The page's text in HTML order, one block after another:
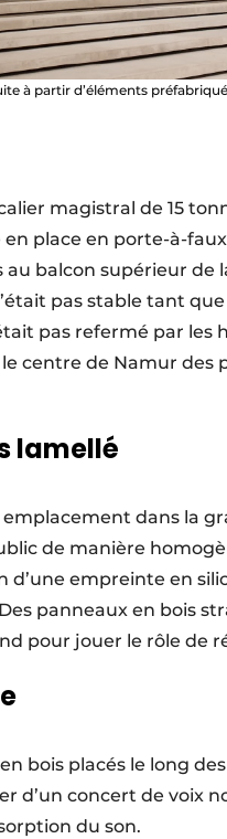
à partir d’éléments
magistral de 15
place en porte-à-
balcon supérieur de
pas stable tant
pas refermé par les
centre de Namur des
lamellé
dans la
de manière
empreinte en
panneaux en bois
pour jouer le rôle de
bois placés le long
d’un concert de voix
du son.